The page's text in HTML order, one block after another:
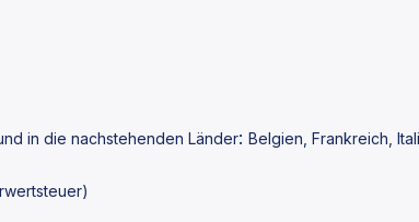
in die nachstehenden Länder: Belgien, Frankreich,